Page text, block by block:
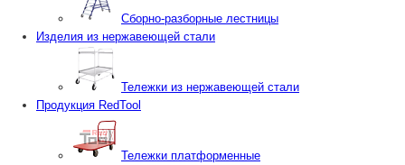
Сборно-разборные лестницы
Изделия из нержавеющей стали
Тележки из нержавеющей стали
Продукция RedTool
Тележки платформенные